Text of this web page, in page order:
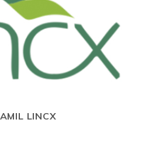
AMIL LINCX